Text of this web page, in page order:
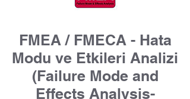
FMEA / FMECA - Hata
Modu ve Etkileri Analizi
(Failure Mode and
Effects Analysis-